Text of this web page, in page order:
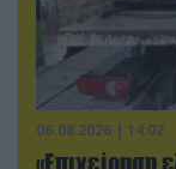
06.08.2026 | 14:02